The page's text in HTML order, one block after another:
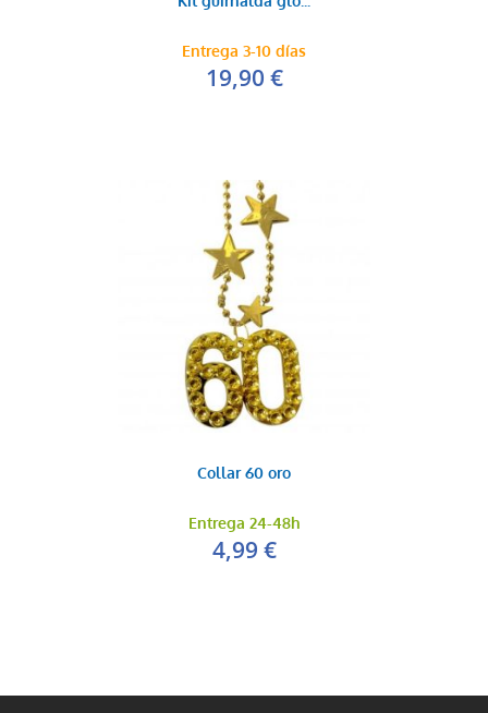
Entrega 3-10 días
19,90 €
Collar 60 oro
Entrega 24-48h
4,99 €